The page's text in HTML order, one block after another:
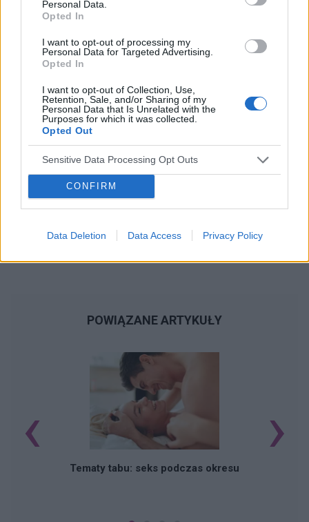
Personal Data.
Opted In
I want to opt-out of processing my
Personal Data for Targeted Advertising.
Opted In
I want to opt-out of Collection, Use,
Retention, Sale, and/or Sharing of my
Personal Data that Is Unrelated with the
Purposes for which it was collected.
Opted Out
Sensitive Data Processing Opt Outs
CONFIRM
Data Deletion Data Access Privacy Policy
ciąża test ciążowy
Reklama:
POWIĄZANE ARTYKUŁY
Tematy tabu: seks podczas okresu
‹ ›